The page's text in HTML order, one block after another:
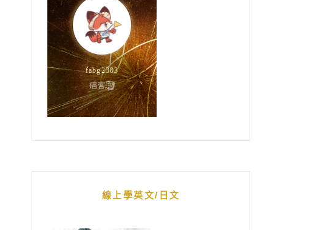
線上學英文/日文